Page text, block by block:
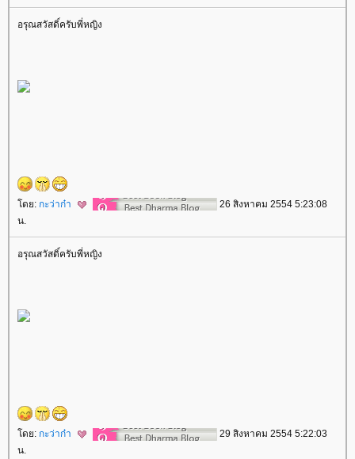
อรุณสวัสดิ์ครับพี่หญิง
ดย: กะว่าก๋า
26 สิงหาคม 2554 5:23:08
น.
อรุณสวัสดิ์ครับพี่หญิง
ดย: กะว่าก๋า
29 สิงหาคม 2554 5:22:03
น.